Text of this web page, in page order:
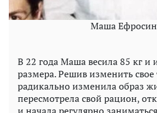
Маша
В 22 года Маша весила 85 кг и
размера. Решив изменить свое
радикально изменила образ
пересмотрела свой рацион,